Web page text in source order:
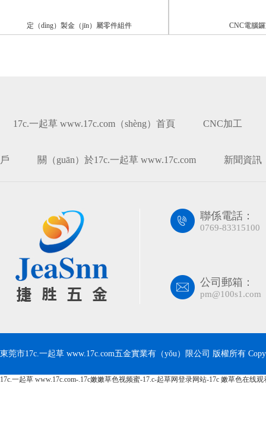
定（dìng）製金（jīn）屬零件組件 CNC電腦鑼加
17c.一起草 www.17c.com（shèng）首頁 CNC加工
戶 關（guān）於17c.一起草 www.17c.com 新聞資訊
聯係電話：
0769-83315100
公司郵箱：
pm@100s1.com
東莞市17c.一起草 www.17c.com五金實業有（yǒu）限公司 版權所有
17c.一起草 www.17c.com-.17c嫩嫩草色视频蜜-17.c-起草网登录网站-17c 嫩草色在线观